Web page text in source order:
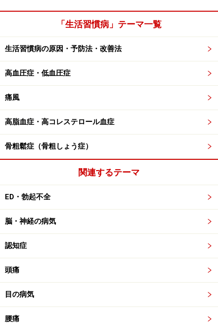
「生活習慣病」テーマ一覧
生活習慣病の原因・予防法・改善法
高血圧症・低血圧症
痛風
高脂血症・高コレステロール血症
骨粗鬆症（骨粗しょう症）
関連するテーマ
ED・勃起不全
脳・神経の病気
認知症
頭痛
目の病気
腰痛